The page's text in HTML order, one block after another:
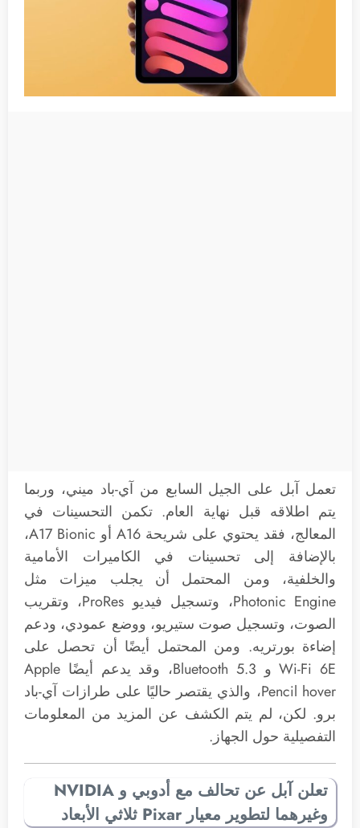
تعمل آبل على الجيل السابع من آي-باد ميني، وربما
يتم اطلاقه قبل نهاية العام. تكمن التحسينات في
المعالج، فقد يحتوي على شريحة A16 أو A17 Bionic،
بالإضافة إلى تحسينات في الكاميرات الأمامية
والخلفية، ومن المحتمل أن يجلب ميزات مثل
Photonic Engine، وتسجيل فيديو ProRes، وتقريب
الصوت، وتسجيل صوت ستيريو، ووضع عمودي، ودعم
إضاءة بورتريه. ومن المحتمل أيضًا أن تحصل على
Wi-Fi 6E و Bluetooth 5.3، وقد يدعم أيضًا Apple
Pencil hover، والذي يقتصر حاليًا على طرازات آي-باد
برو. لكن، لم يتم الكشف عن المزيد من المعلومات
التفصيلية حول الجهاز.
تعلن آبل عن تحالف مع أدوبي و NVIDIA
وغيرهما لتطوير معيار Pixar ثلاثي الأبعاد